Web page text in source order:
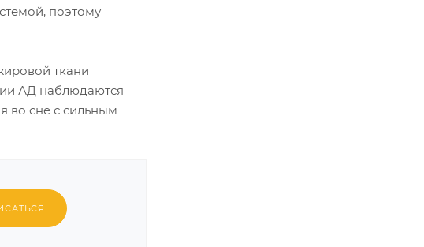
поэтому
ткани
АД наблюдаются
во сне с сильным